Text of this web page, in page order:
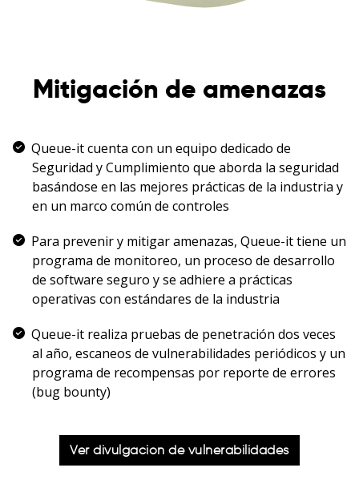
Español
Mitigación de amenazas
Queue-it cuenta con un equipo dedicado de
Seguridad y Cumplimiento que aborda la seguridad
basándose en las mejores prácticas de la industria y
en un marco común de controles
Para prevenir y mitigar amenazas, Queue-it tiene un
programa de monitoreo, un proceso de desarrollo
de software seguro y se adhiere a prácticas
operativas con estándares de la industria
Queue-it realiza pruebas de penetración dos veces
al año, escaneos de vulnerabilidades periódicos y un
programa de recompensas por reporte de errores
(bug bounty)
Ver divulgación de vulnerabilidades